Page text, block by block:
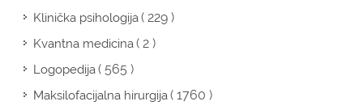
Klinička psihologija( 229 )
Kvantna medicina( 2 )
Logopedija( 565 )
Maksilofacijalna hirurgija( 1760 )